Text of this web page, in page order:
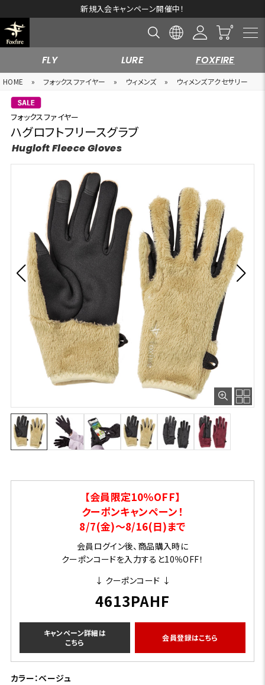
新規入会キャンペーン開催中！
FLY LURE FOXFIRE
HOME » フォックスファイヤー » ウィメンズ » ウィメンズアクセサリー
フォックスファイヤー
ハグロフトフリースグラブ
Hugloft Fleece Gloves
【会員限定10％OFF】
クーポンキャンペーン！
8/7(金)～8/16(日)まで
会員ログイン後、商品購入時に
クーポンコードを入力すると10％OFF！
↓ クーポンコード ↓
4613PAHF
キャンペーン詳細は
こちら
会員登録はこちら
カラー：ベージュ